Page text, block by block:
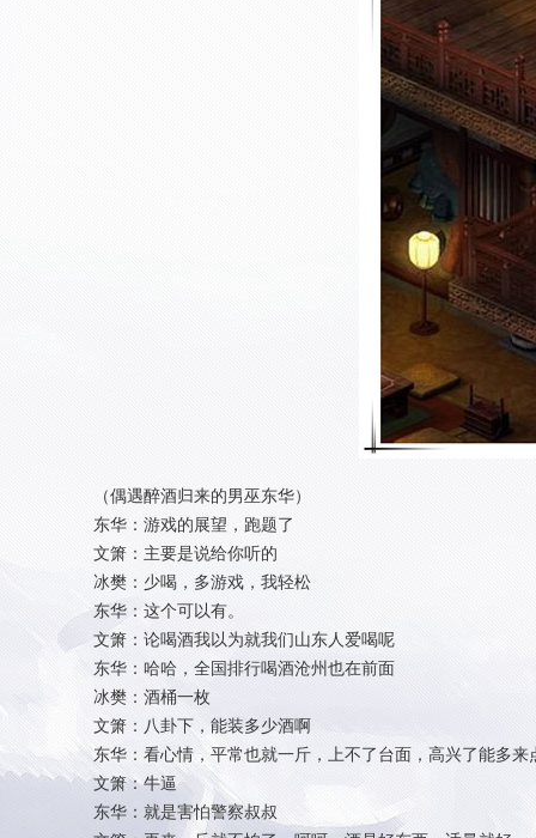
（偶遇醉酒归来的男巫东华）
东华：游戏的展望，跑题了
文箫：主要是说给你听的
冰樊：少喝，多游戏，我轻松
东华：这个可以有。
文箫：论喝酒我以为就我们山东人爱喝呢
东华：哈哈，全国排行喝酒沧州也在前面
冰樊：酒桶一枚
文箫：八卦下，能装多少酒啊
东华：看心情，平常也就一斤，上不了台面，高兴了能多来
文箫：牛逼
东华：就是害怕警察叔叔